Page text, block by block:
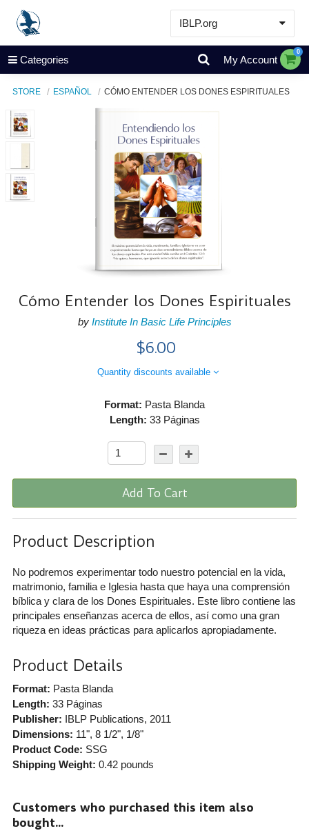
IBLP.org
Learn
Events & Resources
Store
Categories My Account
0
STORE ESPAÑOL CÓMO ENTENDER LOS DONES ESPIRITUALES
Cómo Entender los Dones Espirituales
by Institute In Basic Life Principles
$6.00
Quantity discounts available
Format: Pasta Blanda
Length: 33 Páginas
Add To Cart
Product Description
No podremos experimentar todo nuestro potencial en la vida,
matrimonio, familia e Iglesia hasta que haya una comprensión
bíblica y clara de los Dones Espirituales. Este libro contiene las
principales enseñanzas acerca de ellos, así como una gran
riqueza en ideas prácticas para aplicarlos apropiadamente.
Product Details
Format: Pasta Blanda
Length: 33 Páginas
Publisher: IBLP Publications, 2011
Dimensions: 11", 8 1/2", 1/8"
Product Code: SSG
Shipping Weight: 0.42pounds
Customers who purchased this item also
bought...